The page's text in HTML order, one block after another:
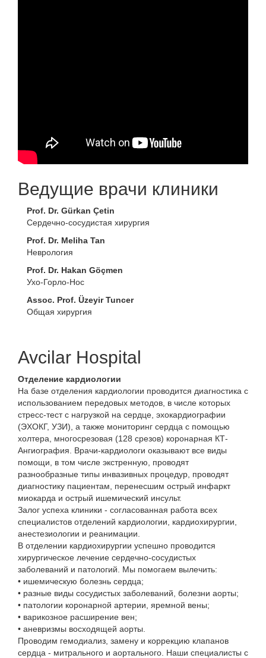
Ведущие врачи клиники
Prof. Dr. Gürkan Çetin
Сердечно-сосудистая хирургия
Prof. Dr. Meliha Tan
Неврология
Prof. Dr. Hakan Göçmen
Ухо-Горло-Нос
Assoc. Prof. Üzeyir Tuncer
Общая хирургия
Avcilar Hospital
Отделение кардиологии
На базе отделения кардиологии проводится диагностика с
использованием передовых методов, в числе которых
стресс-тест с нагрузкой на сердце, эхокардиографии
(ЭХОКГ, УЗИ), а также мониторинг сердца с помощью
холтера, многосрезовая (128 срезов) коронарная КТ-
Ангиография. Врачи-кардиологи оказывают все виды
помощи, в том числе экстренную, проводят
разнообразные типы инвазивных процедур, проводят
диагностику пациентам, перенесшим острый инфаркт
миокарда и острый ишемический инсульт.
Залог успеха клиники - согласованная работа всех
специалистов отделений кардиологии, кардиохирургии,
анестезиологии и реанимации.
В отделении кардиохирургии успешно проводится
хирургическое лечение сердечно-сосудистых
заболеваний и патологий. Мы помогаем вылечить:
• ишемическую болезнь сердца;
• разные виды сосудистых заболеваний, болезни аорты;
• патологии коронарной артерии, яремной вены;
• варикозное расширение вен;
• аневризмы восходящей аорты.
Проводим гемодиализ, замену и коррекцию клапанов
сердца - митрального и аортального. Наши специалисты с